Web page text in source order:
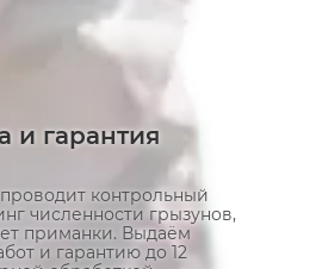
и гарантия
контрольный
численности грызунов,
приманки. Выдаём
и гарантию до 12